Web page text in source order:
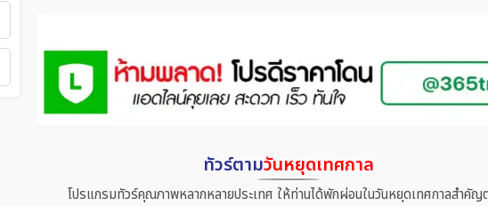
ทัวร์ตามวันหยุดเทศกาล
โปรแกรมทัวร์คุณภาพหลากหลายประเทศ ให้ท่านได้พักผ่อนในวันหยุดเทศกาลสำคัญ